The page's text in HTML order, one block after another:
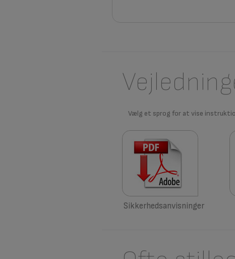
Vælg et sprog for at vise
Sikkerhedsanvisninger